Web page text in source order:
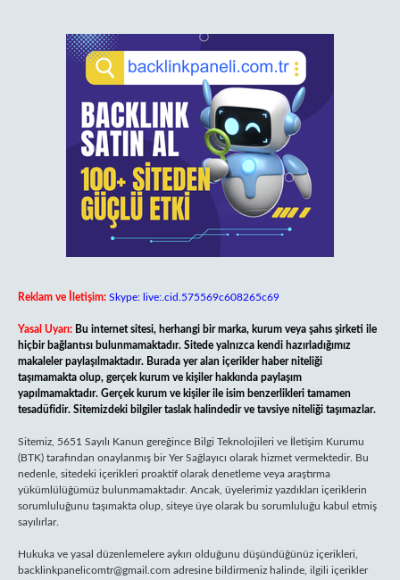
Reklam ve İletişim: Skype: live:.cid.575569c608265c69
Yasal Uyarı: Bu internet sitesi, herhangi bir marka, kurum veya şahıs şirketi ile
hiçbir bağlantısı bulunmamaktadır. Sitede yalnızca kendi hazırladığımız
makaleler paylaşılmaktadır. Burada yer alan içerikler haber niteliği
taşımamakta olup, gerçek kurum ve kişiler hakkında paylaşım
yapılmamaktadır. Gerçek kurum ve kişiler ile isim benzerlikleri tamamen
tesadüfidir. Sitemizdeki bilgiler taslak halindedir ve tavsiye niteliği taşımazlar.
Sitemiz, 5651 Sayılı Kanun gereğince Bilgi Teknolojileri ve İletişim Kurumu
(BTK) tarafından onaylanmış bir Yer Sağlayıcı olarak hizmet vermektedir. Bu
nedenle, sitedeki içerikleri proaktif olarak denetleme veya araştırma
yükümlülüğümüz bulunmamaktadır. Ancak, üyelerimiz yazdıkları içeriklerin
sorumluluğunu taşımakta olup, siteye üye olarak bu sorumluluğu kabul etmiş
sayılırlar.
Hukuka ve yasal düzenlemelere aykırı olduğunu düşündüğünüz içerikleri,
backlinkpanelicomtr@gmail.com adresine bildirmeniz halinde, ilgili içerikler